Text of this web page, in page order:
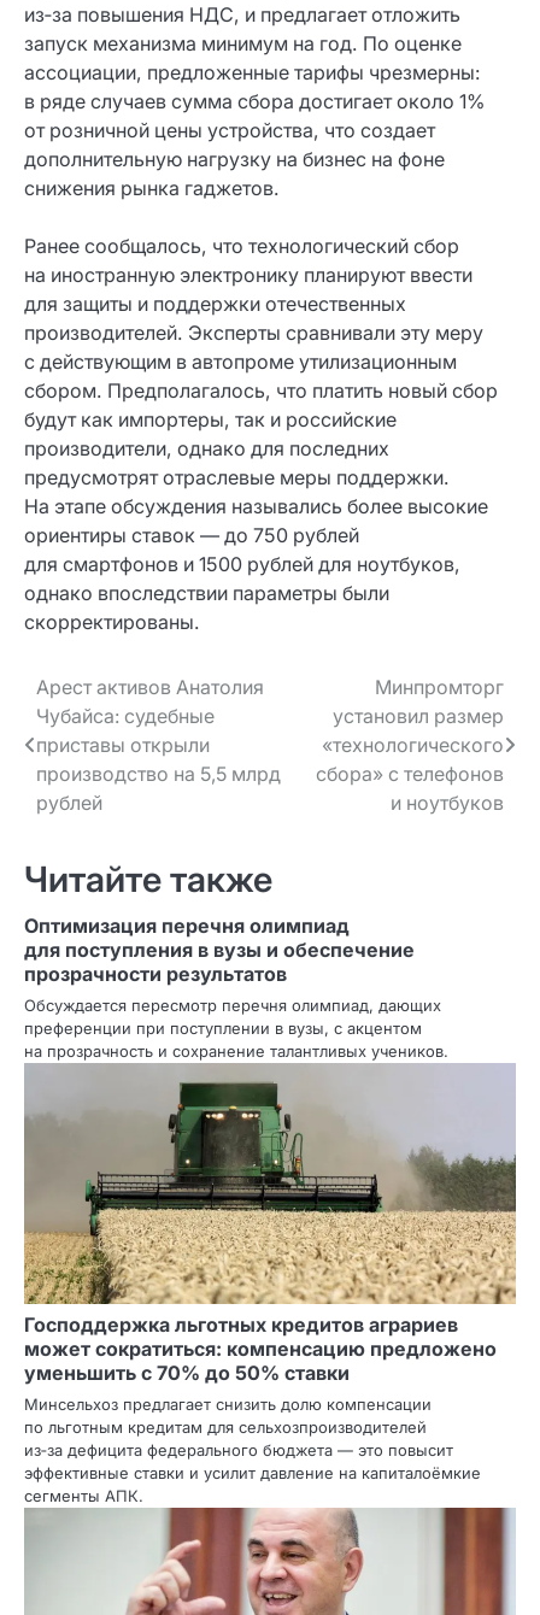
из‑за повышения НДС, и предлагает отложить
запуск механизма минимум на год. По оценке
ассоциации, предложенные тарифы чрезмерны:
в ряде случаев сумма сбора достигает около 1%
от розничной цены устройства, что создает
дополнительную нагрузку на бизнес на фоне
снижения рынка гаджетов.
Ранее сообщалось, что технологический сбор
на иностранную электронику планируют ввести
для защиты и поддержки отечественных
производителей. Эксперты сравнивали эту меру
с действующим в автопроме утилизационным
сбором. Предполагалось, что платить новый сбор
будут как импортеры, так и российские
производители, однако для последних
предусмотрят отраслевые меры поддержки.
На этапе обсуждения назывались более высокие
ориентиры ставок — до 750 рублей
для смартфонов и 1500 рублей для ноутбуков,
однако впоследствии параметры были
скорректированы.
Навигация
по записям
Арест активов Анатолия
Чубайса: судебные
приставы открыли
производство на 5,5 млрд
рублей
Минпромторг
установил размер
«технологического
сбора» с телефонов
и ноутбуков
Читайте также
Оптимизация перечня олимпиад
для поступления в вузы и обеспечение
прозрачности результатов
Обсуждается пересмотр перечня олимпиад, дающих
преференции при поступлении в вузы, с акцентом
на прозрачность и сохранение талантливых учеников.
Господдержка льготных кредитов аграриев
может сократиться: компенсацию предложено
уменьшить с 70% до 50% ставки
Минсельхоз предлагает снизить долю компенсации
по льготным кредитам для сельхозпроизводителей
из‑за дефицита федерального бюджета — это повысит
эффективные ставки и усилит давление на капиталоёмкие
сегменты АПК.